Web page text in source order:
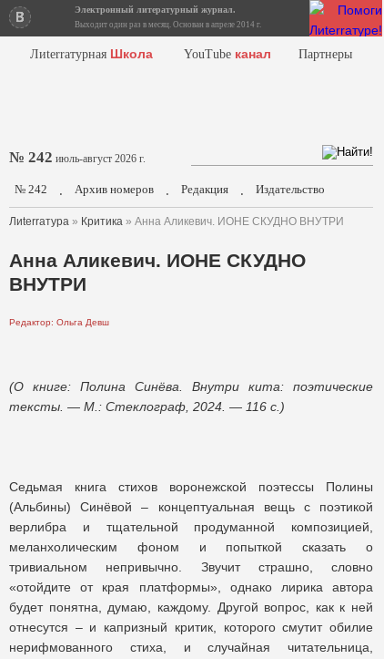
Электронный литературный журнал.
Выходит один раз в месяц. Основан в апреле 2014 г.
Лиterraтурная Школа YouTube канал Партнеры
№ 242 июль-август 2026 г.
№ 242 . Архив номеров . Редакция . Издательство
Лиterraтура » Критика » Анна Аликевич. ИОНЕ СКУДНО ВНУТРИ
Анна Аликевич. ИОНЕ СКУДНО
ВНУТРИ
Редактор: Ольга Девш
(О книге: Полина Синёва. Внутри кита: поэтические
тексты. — М.: Стеклограф, 2024. — 116 с.)
Седьмая книга стихов воронежской поэтессы Полины
(Альбины) Синёвой – концептуальная вещь с поэтикой
верлибра и тщательной продуманной композицией,
меланхолическим фоном и попыткой сказать о
тривиальном непривычно. Звучит страшно, словно
«отойдите от края платформы», однако лирика автора
будет понятна, думаю, каждому. Другой вопрос, как к ней
отнесутся – и капризный критик, которого смутит обилие
нерифмованного стиха, и случайная читательница,